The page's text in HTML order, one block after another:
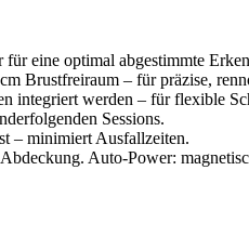
eine optimal abgestimmte
Brustfreiraum – für präzise,
integriert werden – für flexible
Sessions.
– minimiert Ausfallzeiten.
Auto-Power: